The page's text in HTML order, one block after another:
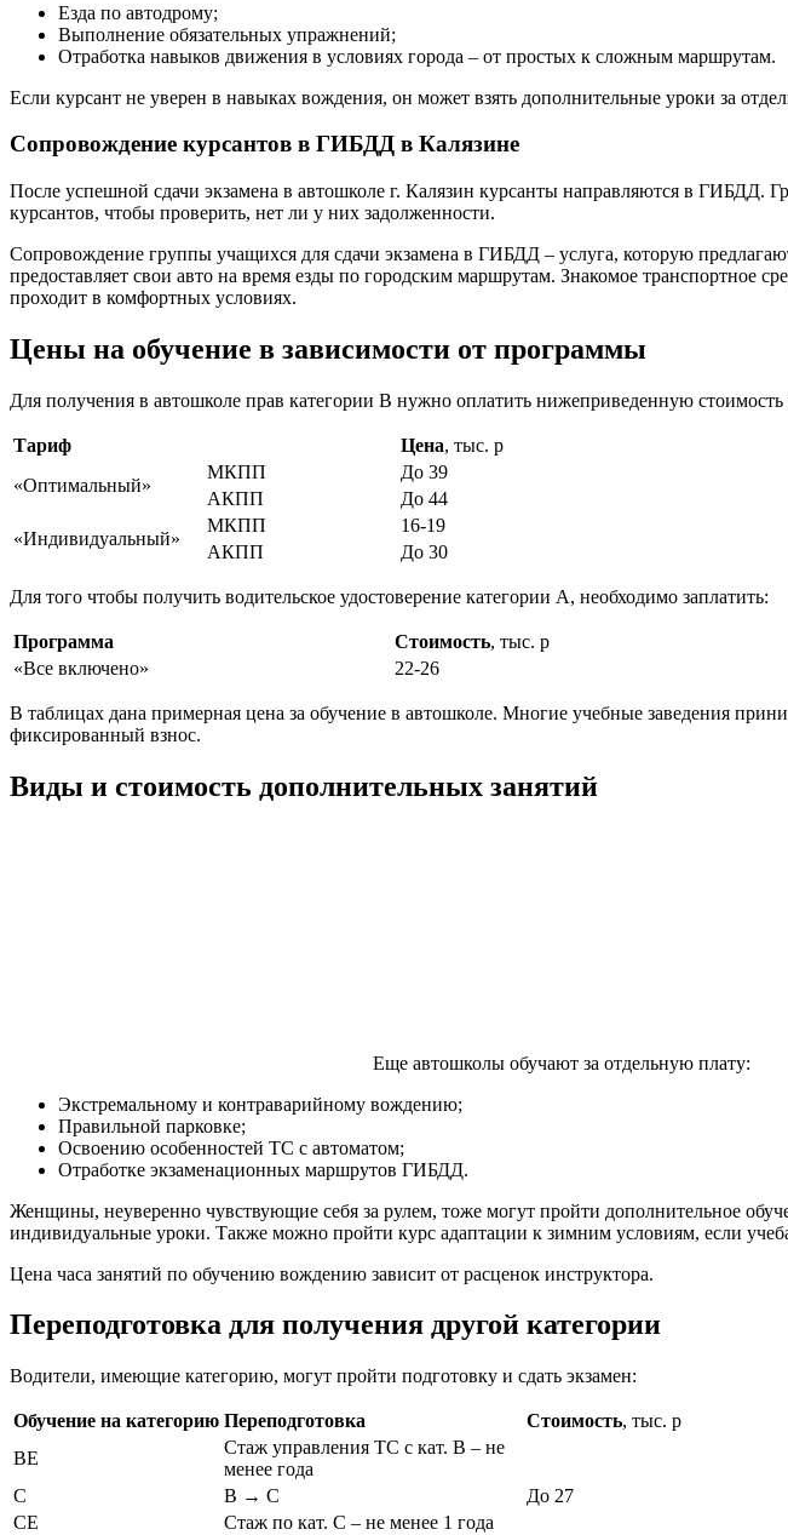
Езда по автодрому;
Выполнение обязательных упражнений;
Отработка навыков движения в условиях города – от простых к сложным маршрутам.
Если курсант не уверен в навыках вождения, он может взять дополнительные уроки за
Сопровождение курсантов в ГИБДД в Калязине
После успешной сдачи экзамена в автошколе г. Калязин курсанты направляются в ГИБДД.
курсантов, чтобы проверить, нет ли у них задолженности.
Сопровождение группы учащихся для сдачи экзамена в ГИБДД – услуга, которую
предоставляет свои авто на время езды по городским маршрутам. Знакомое транспортное
проходит в комфортных условиях.
Цены на обучение в зависимости от программы
Для получения в автошколе прав категории В нужно оплатить нижеприведенную стоимость
Тариф Цена, тыс. р
«Оптимальный»
МКПП
До 39
АКПП
До 44
«Индивидуальный»
МКПП
16-19
АКПП
До 30
Для того чтобы получить водительское удостоверение категории А, необходимо заплатить:
Программа Стоимость, тыс. р
«Все включено»
22-26
В таблицах дана примерная цена за обучение в автошколе. Многие учебные заведения
фиксированный взнос.
Виды и стоимость дополнительных занятий
Еще автошколы обучают за отдельную плату:
Экстремальному и контраварийному вождению;
Правильной парковке;
Освоению особенностей ТС с автоматом;
Отработке экзаменационных маршрутов ГИБДД.
Женщины, неуверенно чувствующие себя за рулем, тоже могут пройти дополнительное
индивидуальные уроки. Также можно пройти курс адаптации к зимним условиям, если
Цена часа занятий по обучению вождению зависит от расценок инструктора.
Переподготовка для получения другой категории
Водители, имеющие категорию, могут пройти подготовку и сдать экзамен:
Обучение на категорию Переподготовка Стоимость, тыс. р
ВЕ
Стаж управления ТС с кат. В – не
менее года
С
В → С
До 27
СЕ
Стаж по кат. С – не менее 1 года